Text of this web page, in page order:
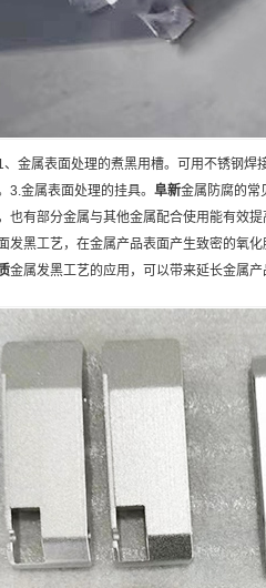
金属表面处理的煮黑用槽。可用不锈钢
金属表面处理的挂具。 阜新金属防腐的常
也有部分金属与其他金属配合使用能有效
发黑工艺，在金属产品表面产生致密的氧
金属发黑工艺的应用，可以带来延长金属产